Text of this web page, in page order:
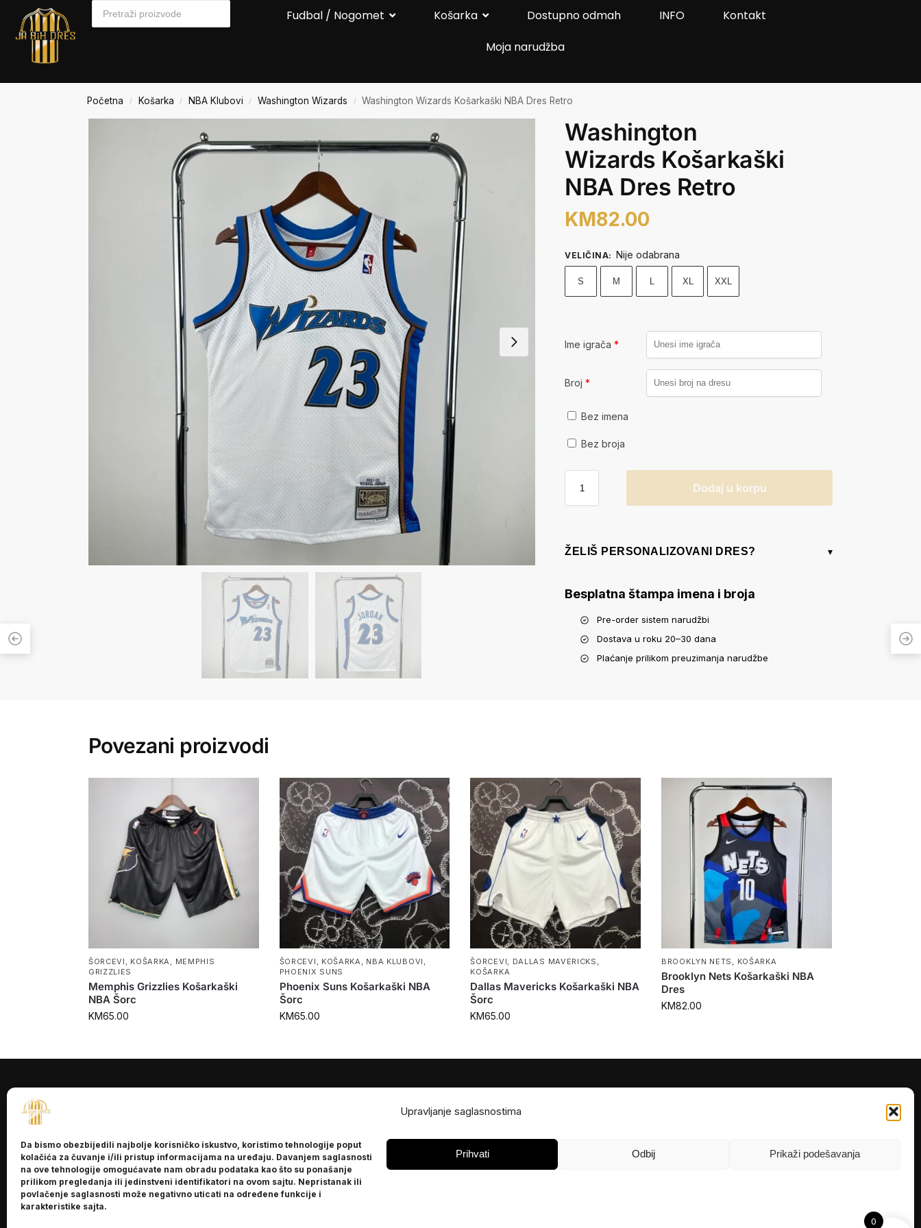
Upravljanje saglasnostima
Da bismo obezbijedili najbolje korisničko iskustvo, koristimo tehnologije poput
kolačića za čuvanje i/ili pristup informacijama na uređaju. Davanjem saglasnosti
na ove tehnologije omogućavate nam obradu podataka kao što su ponašanje
prilikom pregledanja ili jedinstveni identifikatori na ovom sajtu. Nepristanak ili
povlačenje saglasnosti može negativno uticati na određene funkcije i
karakteristike sajta.
Prihvati Odbij Prikaži podešavanja
Fudbal / Nogomet Košarka Dostupno odmah INFO
Kontakt
Moja narudžba
Početna / Košarka / NBA Klubovi / Washington Wizards / Washington Wizards Košarkaški NBA Dres Retro
Washington
Wizards Košarkaški
NBA Dres Retro
KM82.00
VELIČINA: Nije odabrana
S M L XL XXL
Ime igrača*
Broj*
Bez imena
Bez broja
Dodaj u korpu
ŽELIŠ PERSONALIZOVANI DRES? ▾
Besplatna štampa imena i broja
Pre-order sistem narudžbi
Dostava u roku 20–30 dana
Plaćanje prilikom preuzimanja narudžbe
Povezani proizvodi
ŠORCEVI , KOŠARKA, MEMPHIS
GRIZZLIES
Memphis Grizzlies Košarkaški
NBA Šorc
KM65.00
ŠORCEVI , KOŠARKA, NBA KLUBOVI ,
PHOENIX SUNS
Phoenix Suns Košarkaški NBA
Šorc
KM65.00
ŠORCEVI, DALLAS MAVERICKS ,
KOŠARKA
Dallas Mavericks Košarkaški NBA
Šorc
KM65.00
BROOKLYN NETS , KOŠARKA
Brooklyn Nets Košarkaški NBA
Dres
KM82.00
Kontakt
POMOĆ
Politika privatnosti
0